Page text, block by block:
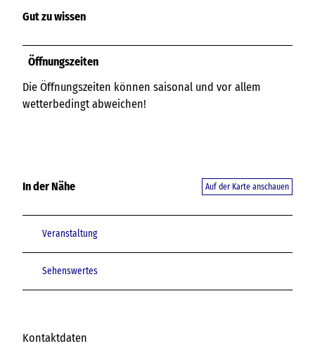
Gut zu wissen
Öffnungszeiten
Die Öffnungszeiten können saisonal und vor allem
wetterbedingt abweichen!
In der Nähe Auf der Karte anschauen
Veranstaltung
Sehenswertes
Kontaktdaten